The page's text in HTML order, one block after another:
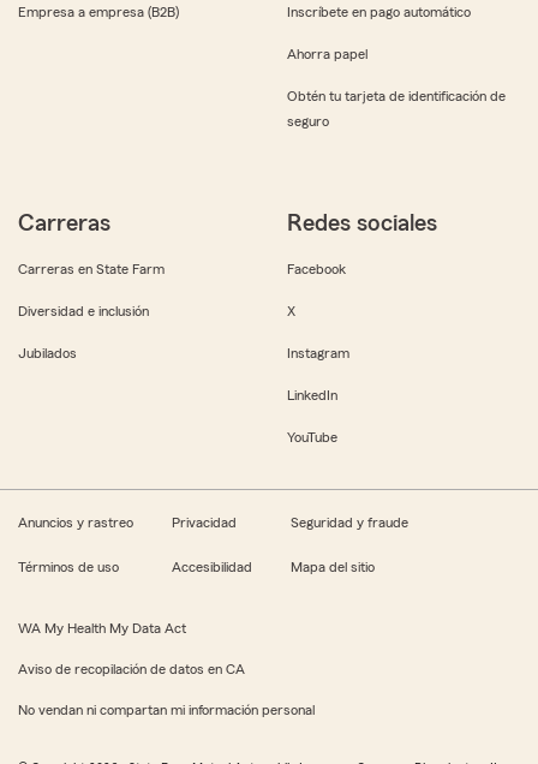
Empresa a empresa (B2B) Inscríbete en pago automático
Ahorra papel
Obtén tu tarjeta de identificación de
seguro
Carreras
Carreras en State Farm
Diversidad e inclusión
Jubilados
Redes sociales
Facebook
X
Instagram
LinkedIn
YouTube
Anuncios y rastreo Privacidad Seguridad y fraude
Términos de uso Accesibilidad Mapa del sitio
WA My Health My Data Act
Aviso de recopilación de datos en CA
No vendan ni compartan mi información personal